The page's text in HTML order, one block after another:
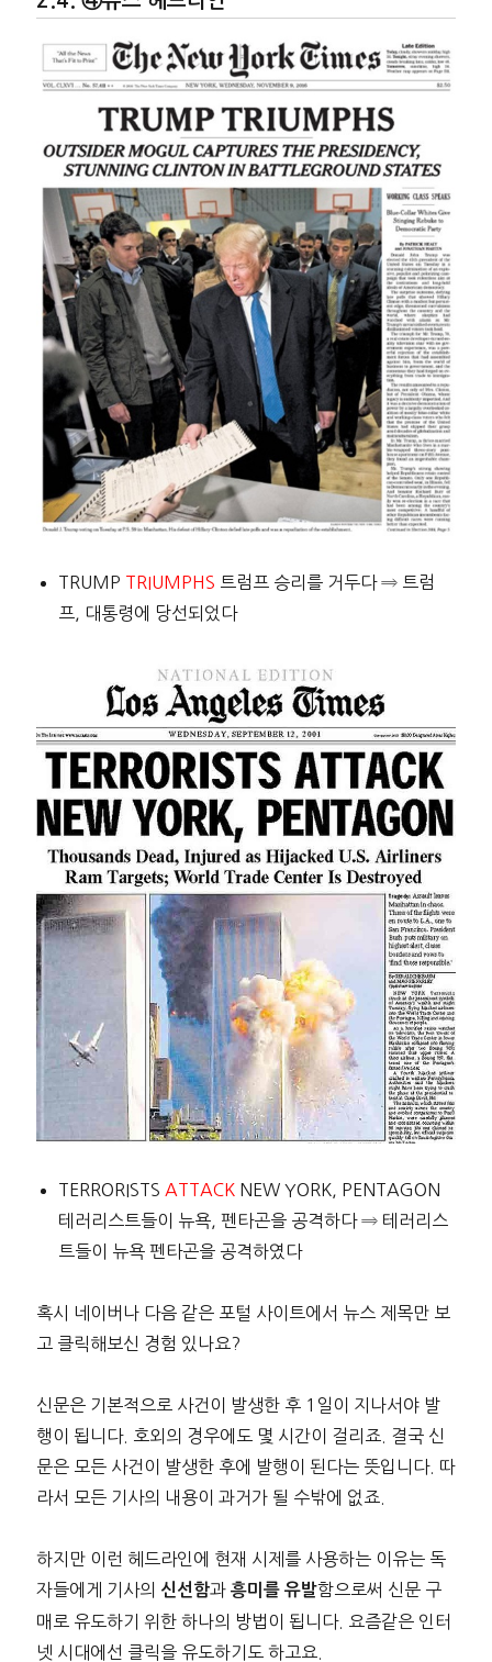
TRUMP TRIUMPHS 트럼프 승리를 거두다 ⇒ 트럼
프, 대통령에 당선되었다
TERRORISTS ATTACKNEW YORK, PENTAGON
테러리스트들이 뉴욕, 펜타곤을 공격하다 ⇒ 테러리스
트들이 뉴욕 펜타곤을 공격하였다
혹시 네이버나 다음 같은 포털 사이트에서 뉴스 제목만 보
고 클릭해보신 경험 있나요?
신문은 기본적으로 사건이 발생한 후 1일이 지나서야 발
행이 됩니다. 호외의 경우에도 몇 시간이 걸리죠. 결국 신
문은 모든 사건이 발생한 후에 발행이 된다는 뜻입니다. 따
라서 모든 기사의 내용이 과거가 될 수밖에 없죠.
하지만 이런 헤드라인에 현재 시제를 사용하는 이유는 독
자들에게 기사의 신선함과 흥미를 유발함으로써 신문 구
매로 유도하기 위한 하나의 방법이 됩니다. 요즘같은 인터
넷 시대에선 클릭을 유도하기도 하고요.